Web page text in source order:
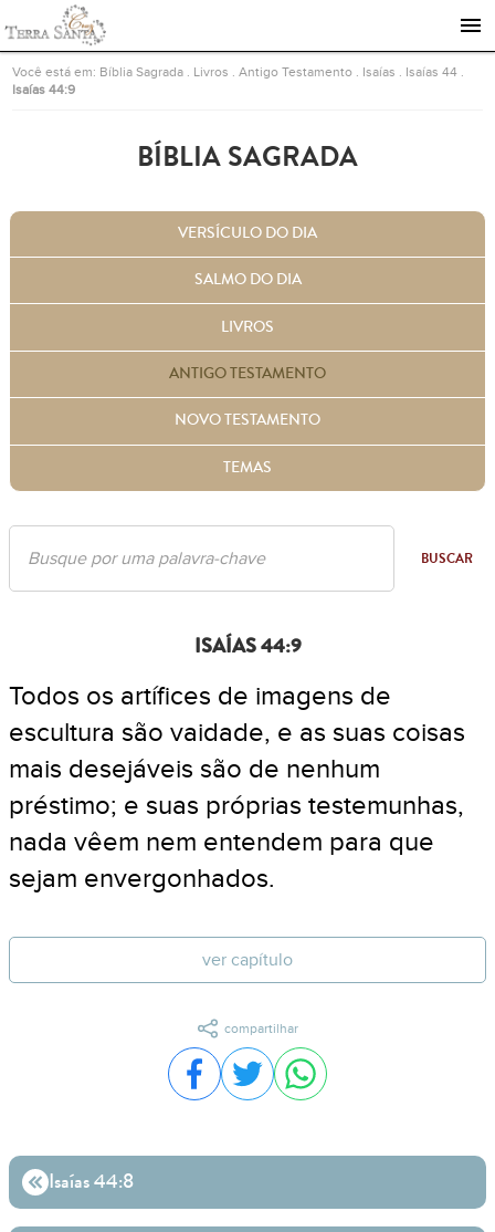
Ir para a página inicial
Você está em: Bíblia Sagrada Livros .Antigo Testamento Isaías Isaías 44
Isaías 44:9
BÍBLIA SAGRADA
VERSÍCULO DO DIA
SALMO DO DIA
LIVROS
ANTIGO TESTAMENTO
NOVO TESTAMENTO
TEMAS
BUSCAR
ISAÍAS 44:9
Todos os artífices de imagens de
escultura são vaidade, e as suas coisas
mais desejáveis são de nenhum
préstimo; e suas próprias testemunhas,
nada vêem nem entendem para que
sejam envergonhados.
ver capítulo
compartilhar
Compartilhar no Facebook
Compartilhar no Twitter
Compartilhar no
Isaías 44:8